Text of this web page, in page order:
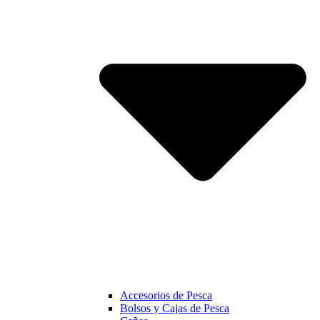
Accesorios de Pesca
Bolsos y Cajas de Pesca